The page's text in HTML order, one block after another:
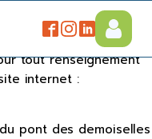
de vie lumineuse,
avec le
tout renseignement
internet :
pont des demoiselles